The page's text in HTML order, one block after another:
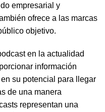
empresarial y
ofrece a las marcas
objetivo.
en la actualidad
información
su potencial para llegar
de una manera
representan una